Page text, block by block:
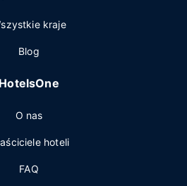
kraje
Blog
HotelsOne
O nas
hoteli
FAQ